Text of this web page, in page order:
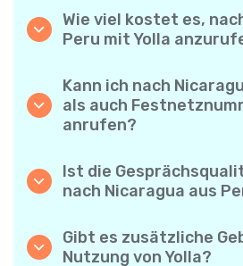
Wie viel kostet es,
Peru mit Yolla
Anrufe nach Nicaragua.
die aktuellen Tarife in der
versteckten Gebühren,
Überraschungen.
Kann ich nach
als auch
anrufen?
Mobiltelefone und
Nicaragua anrufen.
Ist die
nach Nicaragua aus
zuverlässige
klingen wie
Gibt es zusätzliche
Nutzung von Yolla?